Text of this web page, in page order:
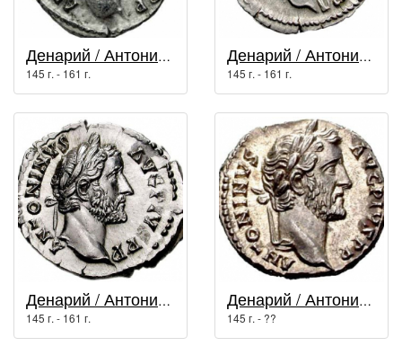
Денарий / Антонин Пий (138 г. - 161 г.)
145 г. - 161 г.
Денарий / Антонин Пий (138 г. - 161 г.)
145 г. - 161 г.
Денарий / Антонин Пий (138 г. - 161 г.)
145 г. - 161 г.
Денарий / Антонин Пий (138 г. - 161 г.)
145 г. - ??